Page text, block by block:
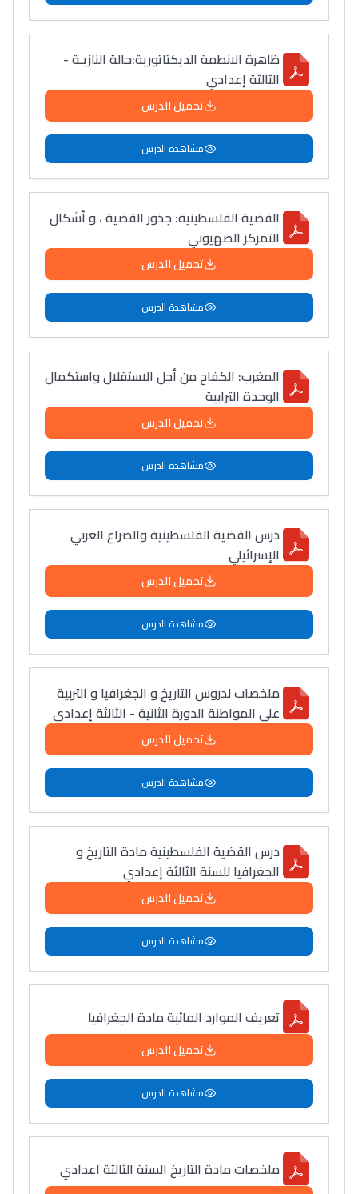
ظاهرة الانطمة الديكتاتورية:حالة النازيـة -
الثالثة إعدادي
تحميل الدرس
مشاهدة الدرس
القضية الفلسطينية: جذور القضية ، و أشكال
التمركز الصهيوني
تحميل الدرس
مشاهدة الدرس
المغرب: الكفاح من أجل الاستقلال واستكمال
الوحدة الترابية
تحميل الدرس
مشاهدة الدرس
درس القضية الفلسطينية والصراع العربي
الإسرائيلي
تحميل الدرس
مشاهدة الدرس
ملخصات لدروس التاريخ و الجغرافيا و التربية
على المواطنة الدورة الثانية - الثالثة إعدادي
تحميل الدرس
مشاهدة الدرس
درس القضية الفلسطينية مادة التاريخ و
الجغرافيا للسنة الثالثة إعدادي
تحميل الدرس
مشاهدة الدرس
تعريف الموارد المائية مادة الجغرافيا
تحميل الدرس
مشاهدة الدرس
ملخصات مادة التاريخ السنة الثالثة اعدادي